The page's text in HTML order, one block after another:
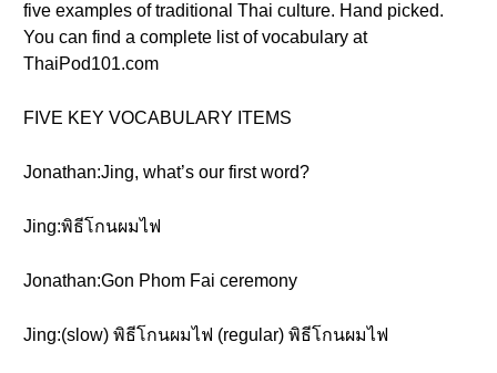
five examples of traditional Thai culture. Hand picked.
You can find a complete list of vocabulary at
ThaiPod101.com
FIVE KEY VOCABULARY ITEMS
Jonathan:Jing, what’s our first word?
Jing:พิธีโกนผมไฟ
Jonathan:Gon Phom Fai ceremony
Jing:(slow) พิธีโกนผมไฟ (regular) พิธีโกนผมไฟ